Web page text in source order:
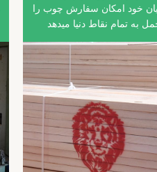
خود امکان سفارش چوب را